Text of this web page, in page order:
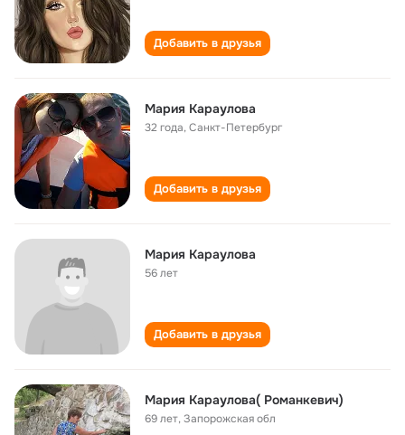
Добавить в друзья
Мария Караулова
32 года,Санкт-Петербург
Добавить в друзья
Мария Караулова
56 лет
Добавить в друзья
Мария Караулова( Романкевич)
69 лет,Запорожская обл